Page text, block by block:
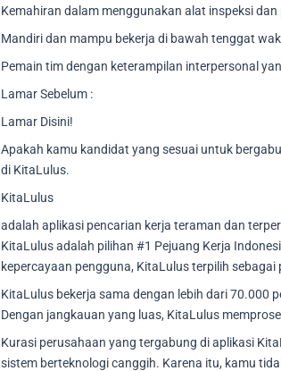
Kemahiran dalam menggunakan alat inspeksi
Mandiri dan mampu bekerja di bawah tenggat
Pemain tim dengan keterampilan interpersonal
Lamar Sebelum :
Lamar Disini!
Apakah kamu kandidat yang sesuai untuk
di KitaLulus.
KitaLulus
adalah aplikasi pencarian kerja teraman dan
KitaLulus adalah pilihan #1 Pejuang Kerja
kepercayaan pengguna, KitaLulus terpilih
KitaLulus bekerja sama dengan lebih dari 70.000
Dengan jangkauan yang luas, KitaLulus
Kurasi perusahaan yang tergabung di aplikasi
sistem berteknologi canggih. Karena itu, kamu